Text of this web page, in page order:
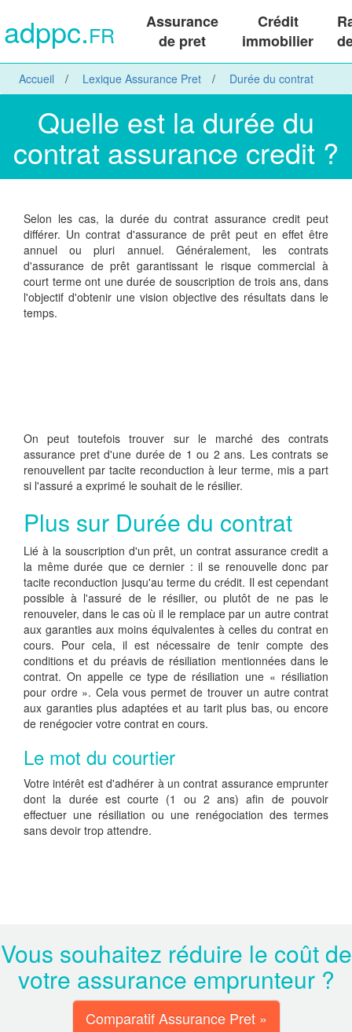
adppc.FR
Assurance
de pret
Crédit
immobilier
Accueil Lexique Assurance Pret Durée du contrat
Quelle est la durée du
contrat assurance credit ?
Selon les cas, la durée du contrat assurance credit peut
différer. Un contrat d'assurance de prêt peut en effet être
annuel ou pluri annuel. Généralement, les contrats
d'assurance de prêt garantissant le risque commercial à
court terme ont une durée de souscription de trois ans, dans
l'objectif d'obtenir une vision objective des résultats dans le
temps.
On peut toutefois trouver sur le marché des contrats
assurance pret d'une durée de 1 ou 2 ans. Les contrats se
renouvellent par tacite reconduction à leur terme, mis a part
si l'assuré a exprimé le souhait de le résilier.
Plus sur Durée du contrat
Lié à la souscription d'un prêt, un contrat assurance credit a
la même durée que ce dernier : il se renouvelle donc par
tacite reconduction jusqu'au terme du crédit. Il est cependant
possible à l'assuré de le résilier, ou plutôt de ne pas le
renouveler, dans le cas où il le remplace par un autre contrat
aux garanties aux moins équivalentes à celles du contrat en
cours. Pour cela, il est nécessaire de tenir compte des
conditions et du préavis de résiliation mentionnées dans le
contrat. On appelle ce type de résiliation une « résiliation
pour ordre ». Cela vous permet de trouver un autre contrat
aux garanties plus adaptées et au tarit plus bas, ou encore
de renégocier votre contrat en cours.
Le mot du courtier
Votre intérêt est d'adhérer à un contrat assurance emprunter
dont la durée est courte (1 ou 2 ans) afin de pouvoir
effectuer une résiliation ou une renégociation des termes
sans devoir trop attendre.
Vous souhaitez réduire le coût de
votre assurance emprunteur ?
Comparatif Assurance Pret »